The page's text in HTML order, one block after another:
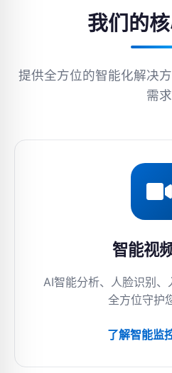
我们的
提供全方位的智能化解决
需求
智能视
AI智能分析、人脸识别
全方位守护
了解智能监